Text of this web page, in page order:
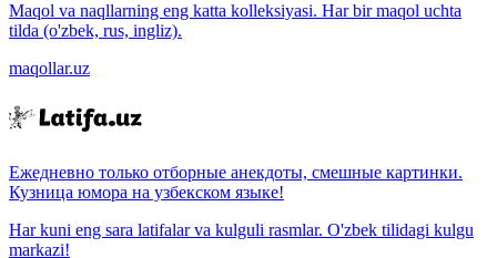
Maqol va naqllarning eng katta kolleksiyasi. Har bir maqol uchta
tilda (o'zbek, rus, ingliz).
maqollar.uz
Ежедневно только отборные анекдоты, смешные картинки.
Кузница юмора на узбекском языке!
Har kuni eng sara latifalar va kulguli rasmlar. O'zbek tilidagi kulgu
markazi!